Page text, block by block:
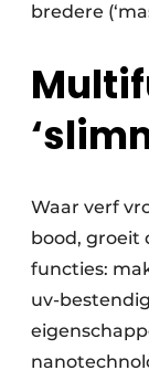
bredere
Waar verf
bood, groeit
functies:
uv-